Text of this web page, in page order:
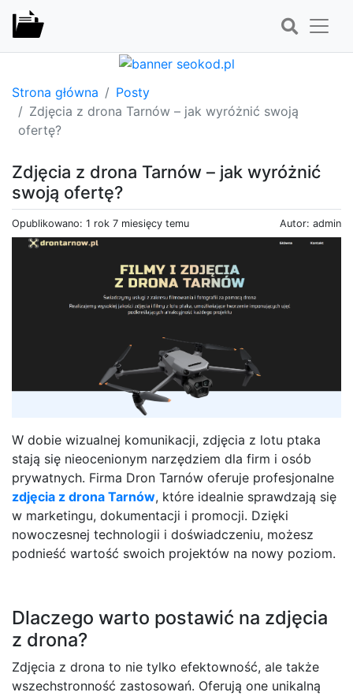
Strona główna
Posty
Zdjęcia z drona Tarnów – jak wyróżnić swoją
ofertę?
Zdjęcia z drona Tarnów – jak wyróżnić
swoją ofertę?
Opublikowano: 1 rok 7 miesięcy temu Autor: admin
W dobie wizualnej komunikacji, zdjęcia z lotu ptaka
stają się nieocenionym narzędziem dla firm i osób
prywatnych. Firma Dron Tarnów oferuje profesjonalne
zdjęcia z drona Tarnów, które idealnie sprawdzają się
w marketingu, dokumentacji i promocji. Dzięki
nowoczesnej technologii i doświadczeniu, możesz
podnieść wartość swoich projektów na nowy poziom.
Dlaczego warto postawić na zdjęcia
z drona?
Zdjęcia z drona to nie tylko efektowność, ale także
wszechstronność zastosowań. Oferują one unikalną